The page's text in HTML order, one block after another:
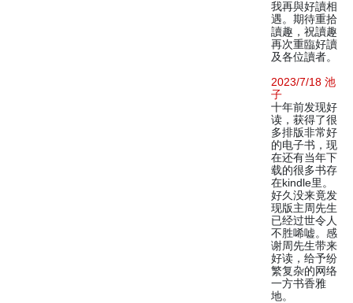
我再與好讀相
遇。期待重拾
讀趣，祝讀趣
再次重臨好讀
及各位讀者。
2023/7/18 池
子
十年前发现好
读，获得了很
多排版非常好
的电子书，现
在还有当年下
载的很多书存
在kindle里。
好久没来竟发
现版主周先生
已经过世令人
不胜唏嘘。感
谢周先生带来
好读，给予纷
繁复杂的网络
一方书香雅
地。